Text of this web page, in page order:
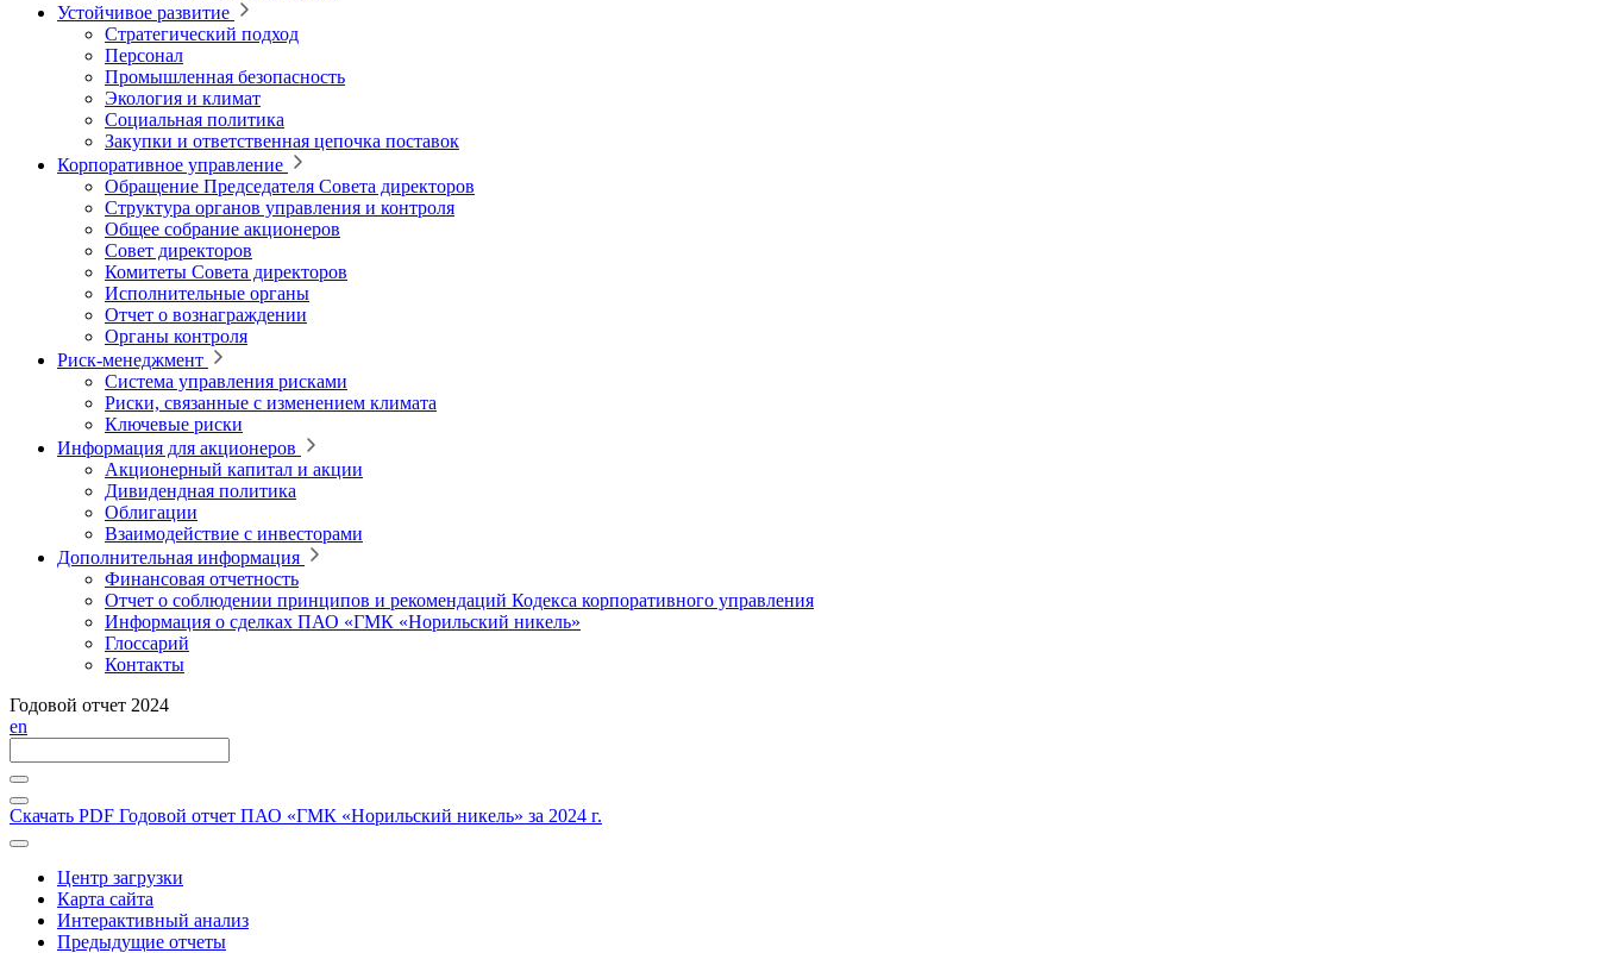
Устойчивое развитие
Стратегический подход
Персонал
Промышленная безопасность
Экология и климат
Социальная политика
Закупки и ответственная цепочка поставок
Корпоративное управление
Обращение Председателя Совета директоров
Структура органов управления и контроля
Общее собрание акционеров
Совет директоров
Комитеты Совета директоров
Исполнительные органы
Отчет о вознаграждении
Органы контроля
Риск-менеджмент
Система управления рисками
Риски, связанные с изменением климата
Ключевые риски
Информация для акционеров
Акционерный капитал и акции
Дивидендная политика
Облигации
Взаимодействие с инвесторами
Дополнительная информация
Финансовая отчетность
Отчет о соблюдении принципов и рекомендаций Кодекса корпоративного управления
Информация о сделках ПАО «ГМК «Норильский никель»
Глоссарий
Контакты
Годовой отчет 2024
en
Скачать PDF Годовой отчет ПАО «ГМК «Норильский никель» за 2024 г.
Центр загрузки
Карта сайта
Интерактивный анализ
Предыдущие отчеты